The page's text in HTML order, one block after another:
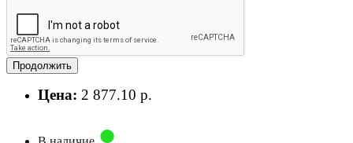
Продолжить
Цена: 2 877.10 р.